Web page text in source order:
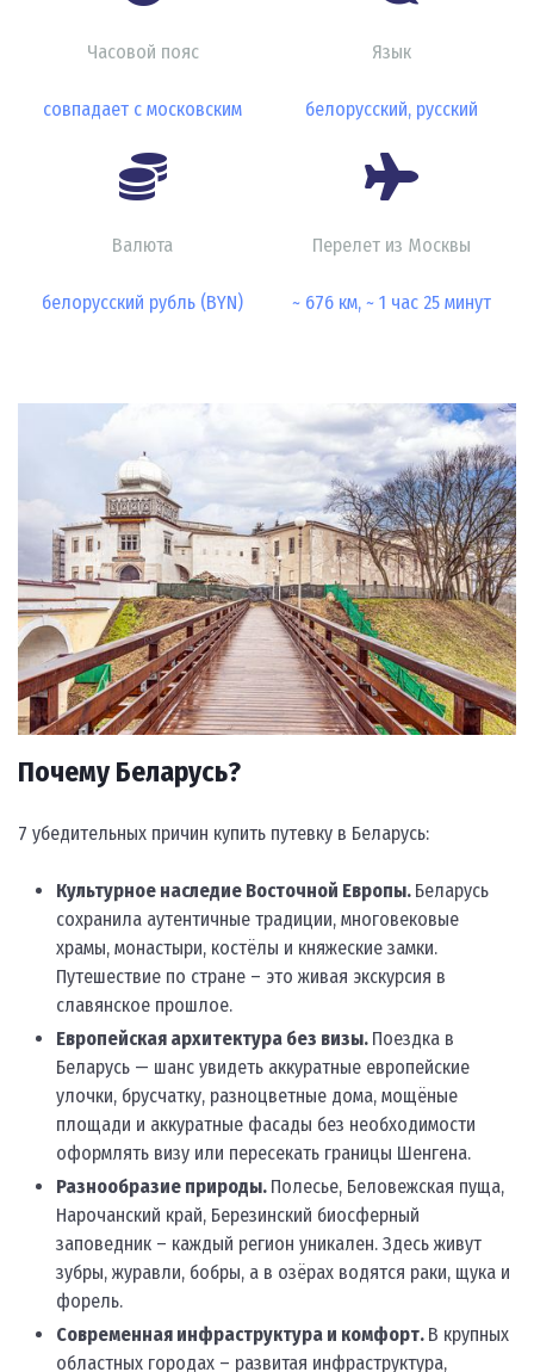
Часовой пояс
совпадает с московским
Язык
белорусский, русский
Валюта
белорусский рубль (BYN)
Перелет из Москвы
~ 676 км, ~ 1 час 25 минут
Почему Беларусь?
7 убедительных причин купить путевку в Беларусь:
Культурное наследие Восточной Европы. Беларусь
сохранила аутентичные традиции, многовековые
храмы, монастыри, костёлы и княжеские замки.
Путешествие по стране – это живая экскурсия в
славянское прошлое.
Европейская архитектура без визы. Поездка в
Беларусь — шанс увидеть аккуратные европейские
улочки, брусчатку, разноцветные дома, мощёные
площади и аккуратные фасады без необходимости
оформлять визу или пересекать границы Шенгена.
Разнообразие природы. Полесье, Беловежская пуща,
Нарочанский край, Березинский биосферный
заповедник – каждый регион уникален. Здесь живут
зубры, журавли, бобры, а в озёрах водятся раки, щука и
форель.
Современная инфраструктура и комфорт. В крупных
областных городах – развитая инфраструктура,